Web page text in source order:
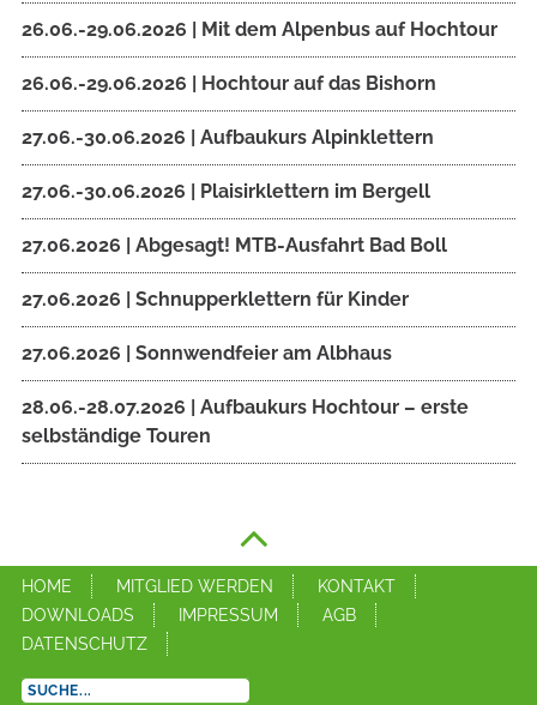
26.06.-29.06.2026 | Mit dem Alpenbus auf Hochtour
26.06.-29.06.2026 | Hochtour auf das Bishorn
27.06.-30.06.2026 | Aufbaukurs Alpinklettern
27.06.-30.06.2026 | Plaisirklettern im Bergell
27.06.2026 | Abgesagt! MTB-Ausfahrt Bad Boll
27.06.2026 | Schnupperklettern für Kinder
27.06.2026 | Sonnwendfeier am Albhaus
28.06.-28.07.2026 | Aufbaukurs Hochtour – erste
selbständige Touren
HOME MITGLIED WERDEN
KONTAKT
DOWNLOADS
IMPRESSUM
AGB
DATENSCHUTZ